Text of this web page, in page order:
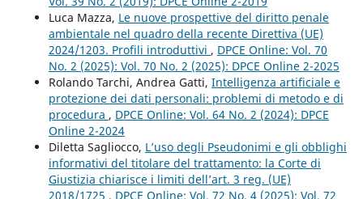
Luca Mazza, Le nuove prospettive del diritto penale
ambientale nel quadro della recente Direttiva (UE)
2024/1203. Profili introduttivi , DPCE Online: Vol. 70
No. 2 (2025): Vol. 70 No. 2 (2025): DPCE Online 2-2025
Rolando Tarchi, Andrea Gatti, Intelligenza artificiale e
protezione dei dati personali: problemi di metodo e di
procedura , DPCE Online: Vol. 64 No. 2 (2024): DPCE
Online 2-2024
Diletta Sagliocco, L’uso degli Pseudonimi e gli obblighi
informativi del titolare del trattamento: la Corte di
Giustizia chiarisce i limiti dell’art. 3 reg. (UE)
2018/1725 , DPCE Online: Vol. 72 No. 4 (2025): Vol. 72